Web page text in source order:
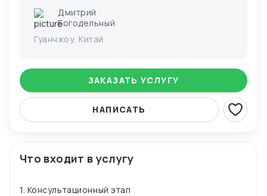
Дмитрий
Богодельный
Гуанчжоу, Китай
ЗАКАЗАТЬ УСЛУГУ
НАПИСАТЬ
Что входит в услугу
1. Консультационный этап